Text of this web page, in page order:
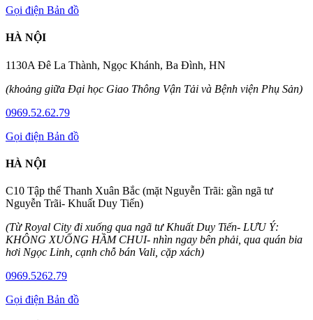
Gọi điện Bản đồ
HÀ NỘI
1130A Đê La Thành, Ngọc Khánh, Ba Đình, HN
(khoảng giữa Đại học Giao Thông Vận Tải và Bệnh viện Phụ Sản)
0969.52.62.79
Gọi điện Bản đồ
HÀ NỘI
C10 Tập thể Thanh Xuân Bắc (mặt Nguyễn Trãi: gần ngã tư
Nguyễn Trãi- Khuất Duy Tiến)
(Từ Royal City đi xuống qua ngã tư Khuất Duy Tiến- LƯU Ý:
KHÔNG XUỐNG HẦM CHUI- nhìn ngay bên phải, qua quán bia
hơi Ngọc Linh, cạnh chỗ bán Vali, cặp xách)
0969.5262.79
Gọi điện Bản đồ